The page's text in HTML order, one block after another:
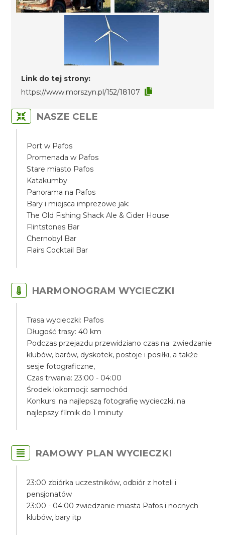
Link do tej strony:
https://www.morszyn.pl/152/18107
NASZE CELE
Port w Pafos
Promenada w Pafos
Stare miasto Pafos
Katakumby
Panorama na Pafos
Bary i miejsca imprezowe jak:
The Old Fishing Shack Ale & Cider House
Flintstones Bar
Chernobyl Bar
Flairs Cocktail Bar
HARMONOGRAM WYCIECZKI
Trasa wycieczki: Pafos
Długość trasy: 40 km
Podczas przejazdu przewidziano czas na: zwiedzanie
klubów, barów, dyskotek, postoje i posiłki, a także
sesje fotograficzne,
Czas trwania: 23:00 - 04:00
Środek lokomocji: samochód
Konkurs: na najlepszą fotografię wycieczki, na
najlepszy filmik do 1 minuty
RAMOWY PLAN WYCIECZKI
23:00 zbiórka uczestników, odbiór z hoteli i
pensjonatów
23:00 - 04:00 zwiedzanie miasta Pafos i nocnych
klubów, bary itp